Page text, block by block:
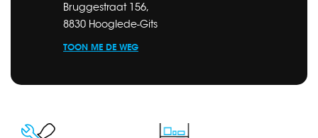
Bruggestraat 156,
8830 Hooglede-Gits
TOON ME DE WEG